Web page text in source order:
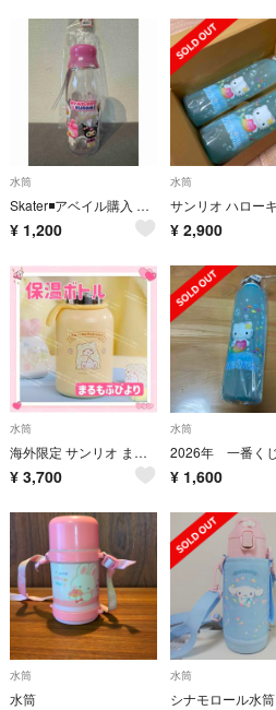
水筒
Skater◾️アベイル購入 マイメロクロミ 牛乳びん風ボトル500ml 未使用
¥ 1,200
水筒
¥ 2,900
水筒
海外限定 サンリオ まるもふびより 保温ボトル 水筒 300ml 可愛い
¥ 3,700
水筒
¥ 1,600
水筒
水筒
水筒
シナモロール水筒